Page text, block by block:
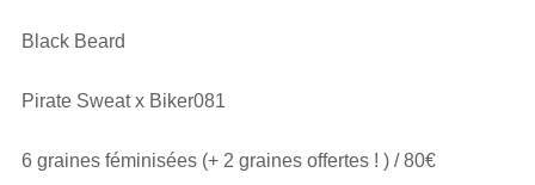
Black Beard
Pirate Sweat x Biker081
6 graines féminisées (+ 2 graines offertes ! ) / 80€